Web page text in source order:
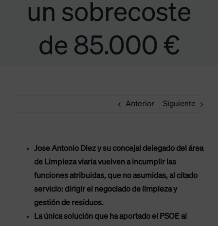
un sobrecoste
de 85.000 €
Anterior Siguiente
Jose Antonio Diez y su concejal delegado del área
de Limpieza viaria vuelven a incumplir las
funciones atribuidas, que no asumidas, al citado
servicio: dirigir el negociado de limpieza y
gestión de residuos.
La única solución que ha aportado el PSOE al